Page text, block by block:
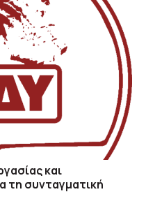
και
τη συνταγματική